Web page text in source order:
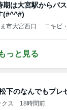
っと見る
クス 18時間前
良かった日焼け止
ス 1日前